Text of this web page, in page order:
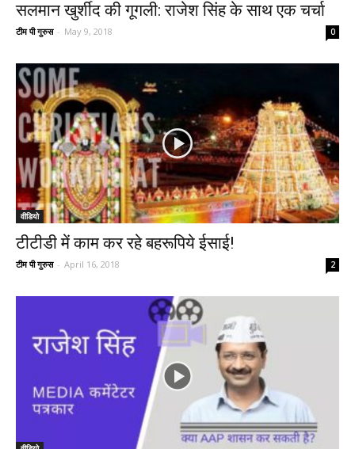
सलमान खुर्शीद की गूगली: राजेश सिंह के साथ एक चर्चा
टीम पी गुरुस - May 9, 2018 0
वीडियो
टीटीडी में काम कर रहे बहरूपिये ईसाई!
टीम पी गुरुस - April 16, 2018 2